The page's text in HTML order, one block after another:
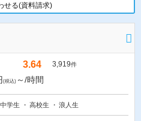
せる(資料請求)
3.64 3,919件
(税込) ～/時間
中学生 高校生 浪人生